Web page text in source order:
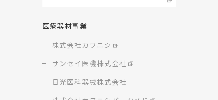
医療器材事業
株式会社カワニシ
サンセイ医機株式会社
日光医科器械株式会社